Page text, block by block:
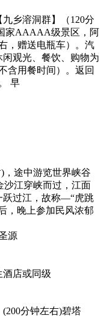
乡溶洞群】（120分
家AAAAA级景区，阿
，赠送电瓶车）。汽
观光、餐饮、购物为
含用餐时间）。返回
早
，途中游览世界峡谷
江穿峡而过，江面
跃过江，故称—“虎跳
，晚上参加民风浓郁
源
店或同级
分钟左右)碧塔